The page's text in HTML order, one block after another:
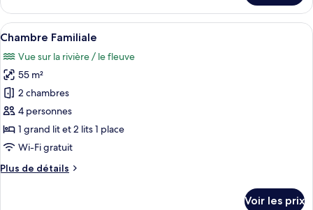
jumeaux,
2
une
place,
vue
fleuve
le
type
de
Chambre
Deluxe
avec
lits
jumeaux,
2
lits
une
vue
Afficher
toutes
les
photos
pour
ce
type
de
chambre :
Chambre
Une chambre d’hôtel équipée d’un
7
Chambre Familiale
Vue sur la rivière / le fleuve
55 m²
2 chambres
4 personnes
1 grand lit et 2 lits 1 place
Wi-Fi gratuit
Plus de détails
Plus
Voir les prix